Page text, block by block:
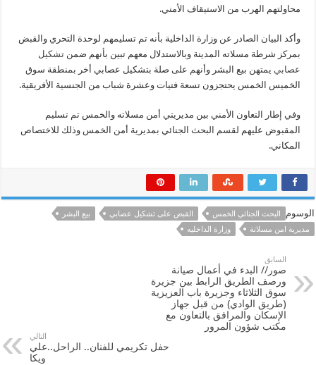
محاولتهم الهرب من الاستيقاف الأمني.
وأكد البيان الصادر عن وزارة الداخلية بأنه تم تسليمهم لوحدة التحري والقبض
بمركز شرطة مسلاته المدينة وبالاستدلال معهم تبين بأنهم ضمنتشكيل
عصابي يمتهن بيع البشر وأنهم على صلة بتشكيل عصابي أخر بمنطقة سوق
الخميس الخمس يحتجزون تسعة فتيات وعشرة شباب من الجنسية الأفريقية.
وفي إطار التعاون الأمني بين مديريتي أمن مسلاته والخمس تم تسليم
المقبوض عليهم لقسم البحث الجنائي بمديرية أمن الخمس وذلك للاختصاص
المكاني.
الوسوم البحث الجنائي الخمس القبض على تشكيل عصابي
بيع البشر
مديرية امن مسلاتة
وزارة الداخليه
السابق
صور// البدء في أعمال صيانة
ورصف الطريق الرابط بين جزيرة
سوق الثلاثاء وجزيرة باب العزيزية
(طريق الوادي) من قبل جهاز
الإسكان والمرافق بالتعاون مع
مكتب شؤون المرور
التالي
حفل تكريمي للفنان.. الراحل..علي
ويكا